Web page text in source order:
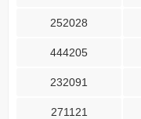
252028
444205
232091
271121